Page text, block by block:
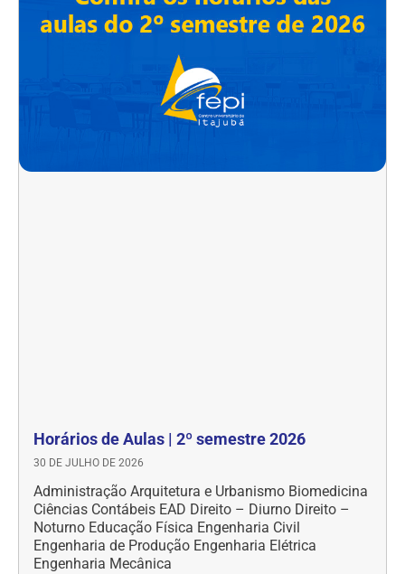
Horários de Aulas | 2º semestre 2026
30 DE JULHO DE 2026
Administração Arquitetura e Urbanismo Biomedicina
Ciências Contábeis EAD Direito – Diurno Direito –
Noturno Educação Física Engenharia Civil
Engenharia de Produção Engenharia Elétrica
Engenharia Mecânica